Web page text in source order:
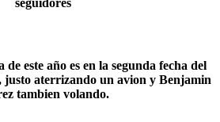
seguidores
este año es en la segunda fecha del
aterrizando un avion y Benjamin
tambien volando.